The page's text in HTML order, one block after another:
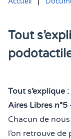
Tout
Tout s’explique
Aires Libres
Chacun de
l’on retrouve de